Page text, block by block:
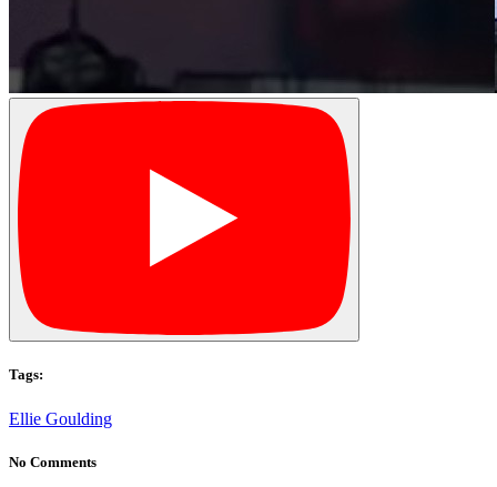
Tags:
Ellie Goulding
No Comments